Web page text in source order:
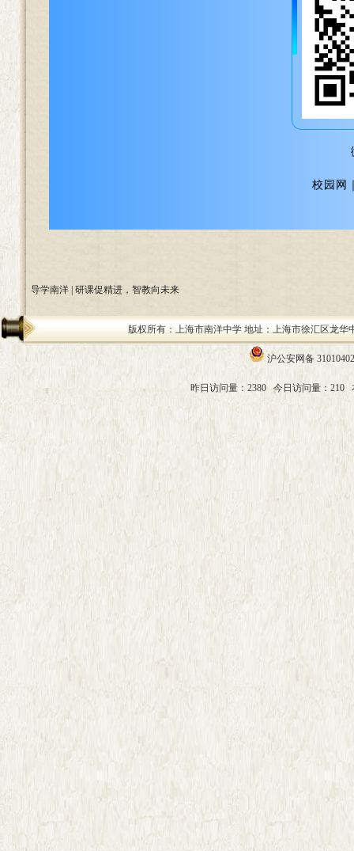
校园网
导学南洋 | 研课促精进，智教向未来
版权所有：上海市南洋中学 地址：上海市徐汇区龙华
沪公安网备
昨日访问量：2380 今日访问量：210